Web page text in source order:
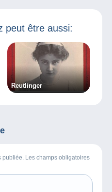
peut être aussi:
Reutlinger
publiée. Les champs obligatoires